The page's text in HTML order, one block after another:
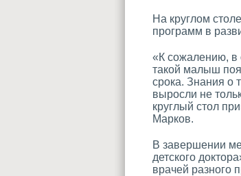
На круглом
программ в
«К сожалению, в
такой малыш
срока. Знания о
выросли не
круглый стол
Марков.
В завершении
детского
врачей разного